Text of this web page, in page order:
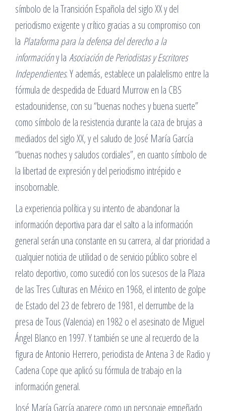
símbolo de la Transición Española del siglo XX y del
periodismo exigente y crítico gracias a su compromiso con
la Plataforma para la defensa del derecho a la
informacióny la Asociación de Periodistas y Escritores
Independientes. Y además, establece un palalelismo entre la
fórmula de despedida de Eduard Murrow en la CBS
estadounidense, con su “buenas noches y buena suerte”
como símbolo de la resistencia durante la caza de brujas a
mediados del siglo XX, y el saludo de José María García
“buenas noches y saludos cordiales”, en cuanto símbolo de
la libertad de expresión y del periodismo intrépido e
insobornable.
La experiencia política y su intento de abandonar la
información deportiva para dar el salto a la información
general serán una constante en su carrera, al dar prioridad a
cualquier noticia de utilidad o de servicio público sobre el
relato deportivo, como sucedió con los sucesos de la Plaza
de las Tres Culturas en México en 1968, el intento de golpe
de Estado del 23 de febrero de 1981, el derrumbe de la
presa de Tous (Valencia) en 1982 o el asesinato de Miguel
Ángel Blanco en 1997. Y también se une al recuerdo de la
figura de Antonio Herrero, periodista de Antena 3 de Radio y
Cadena Cope que aplicó su fórmula de trabajo en la
información general.
José María García aparece como un personaje empeñado